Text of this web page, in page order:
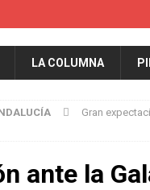
LA COLUMNA
Gran
ante la